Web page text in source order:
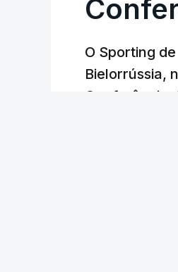
O Sporting
Bielorrússia,
Conferência